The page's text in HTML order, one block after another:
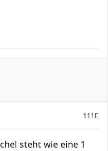
111
steht wie eine 1